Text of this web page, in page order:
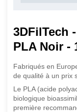
3DFilTech
PLA Noir -
Fabriqués en
de qualité à un prix
Le PLA (acide
biologique
première